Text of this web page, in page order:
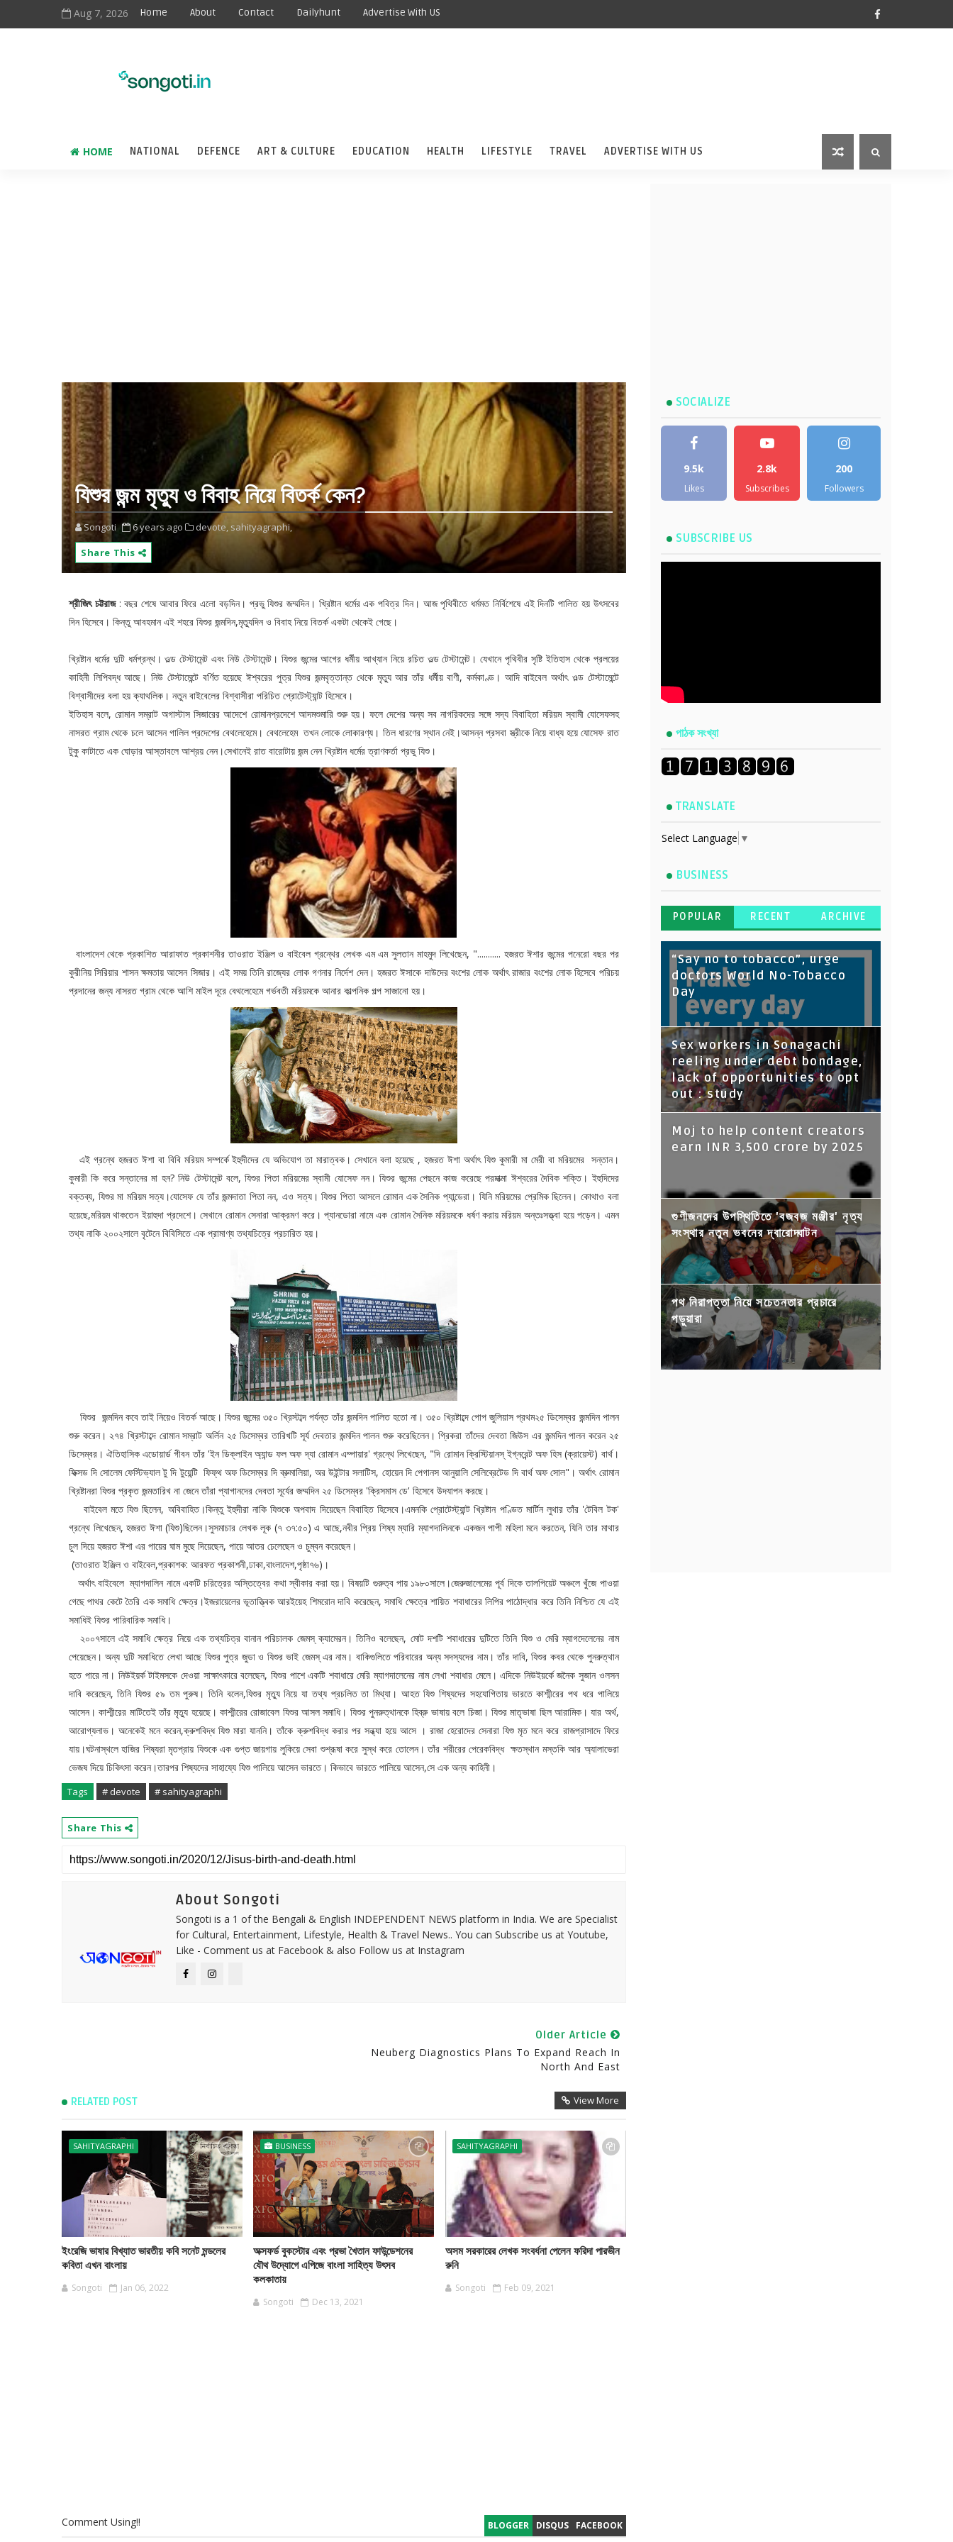
Aug 7, 2026 Home About Contact Dailyhunt Advertise With US
HOME NATIONAL DEFENCE ART & CULTURE EDUCATION HEALTH LIFESTYLE TRAVEL ADVERTISE WITH US
যিশুর জন্ম মৃত্যু ও বিবাহ নিয়ে বিতর্ক কেন?
Songoti 6 years ago devote, sahityagraphi,
Share This
শ্রীজিৎ চট্টরাজ : বছর শেষে আবার ফিরে এলো বড়দিন। প্রভু যিশুর জম্মদিন। খ্রিষ্টান ধর্মের এক পবিত্র দিন। আজ পৃথিবীতে ধর্মমত নির্বিশেষে এই দিনটি পালিত হয় উৎসবের
দিন হিসেবে। কিন্তু আবহমান এই শহরে যিশুর জন্মদিন,মৃত্যুদিন ও বিবাহ নিয়ে বিতর্ক একটা থেকেই গেছে।
খ্রিষ্টান ধর্মের দুটি ধর্মগ্রন্থ। ওল্ড টেস্টামেন্ট এবং নিউ টেস্টামেন্ট। যিশুর জন্মের আগের ধর্মীয় আখ্যান নিয়ে রচিত ওল্ড টেস্টামেন্ট। যেখানে পৃথিবীর সৃষ্টি ইতিহাস থেকে প্রলয়ের
কাহিনী লিপিবদ্ধ আছে। নিউ টেস্টামেন্টে বর্ণিত হয়েছে ঈশ্বরের পুত্র যিশুর জন্মবৃত্তান্ত থেকে মৃত্যু আর তাঁর ধর্মীয় বাণী, কর্মকাণ্ড। আদি বাইবেল অর্থাৎ ওল্ড টেস্টামেন্টে
বিশ্বাসীদের বলা হয় ক্যাথলিক। নতুন বাইবেলের বিশ্বাসীরা পরিচিত প্রোটেস্ট্যান্ট হিসেবে।
ইতিহাস বলে, রোমান সম্রাট অগাস্টাস সিজারের আদেশে রোমানপ্রদেশে আদমশুমারি শুরু হয়। ফলে দেশের অন্য সব নাগরিকদের সঙ্গে সদ্য বিবাহিতা মরিয়ম স্বামী যোসেফসহ
নাসরত গ্রাম থেকে চলে আসেন গালিল প্রদেশের বেথলেহেমে। বেথলেহেম তখন লোকে লোকারণ্য। তিল ধারণের স্থান নেই।আসন্ন প্রসবা স্ত্রীকে নিয়ে বাধ্য হয়ে যোসেফ রাত
টুকু কাটাতে এক ঘোড়ার আস্তাবলে আশ্রয় নেন।সেখানেই রাত বারোটায় জন্ম নেন খ্রিষ্টান ধর্মের ত্রাণকর্তা প্রভু যিশু।
বাংলাদেশ থেকে প্রকাশিত আরাফাত প্রকাশনীর তাওরাত ইঞ্জিল ও বাইবেল গ্রন্থের লেখক এম এম সুলতান মাহমুদ লিখেছেন, "........... হজরত ঈশার জন্মের পনেরো বছর পর
কুরীনিয় সিরিয়ার শাসন ক্ষমতায় আসেন সিজার। এই সময় তিনি রাজ্যের লোক গণনার নির্দেশ দেন। হজরত ঈসাকে দাউদের বংশের লোক অর্থাৎ রাজার বংশের লোক হিসেবে পরিচয়
প্রদানের জন্য নাসরত গ্রাম থেকে আশি মাইল দূরে বেথলেহেমে গর্ভবতী মরিয়মকে আনার কাল্পনিক গল্প সাজানো হয়।
এই গ্রন্থে হজরত ঈশা বা বিবি মরিয়ম সম্পর্কে ইহুদীদের যে অভিযোগ তা মারাত্বক। সেখানে বলা হয়েছে , হজরত ঈশা অর্থাৎ যিশু কুমারী মা মেরী বা মরিয়মের সন্তান।
কুমারী কি করে সন্তানের মা হন? নিউ টেস্টামেন্ট বলে, যিশুর পিতা মরিয়মের স্বামী যোসেফ নন। যিশুর জন্মের পেছনে কাজ করেছে পরমাত্মা ঈশ্বরের দৈবিক শক্তি। ইহুদিদের
বক্তব্য, যিশুর মা মরিয়ম সত্য।যোসেফ যে তাঁর জন্মদাতা পিতা নন, এও সত্য। যিশুর পিতা আসলে রোমান এক সৈনিক প্যান্ডেরা। যিনি মরিয়মের প্রেমিক ছিলেন। কোথাও বলা
হয়েছে,মরিয়ম থাকতেন ইয়াহুদা প্রদেশে। সেখানে রোমান সেনারা আক্রমণ করে। প্যানডোরা নামে এক রোমান সৈনিক মরিয়মকে ধর্ষণ করায় মরিয়ম অন্তঃসত্ত্বা হয়ে পড়েন। এমন
তথ্য নাকি ২০০২সালে বৃটেনে বিবিসিতে এক প্রামাণ্য তথ্যচিত্রে প্রচারিত হয়।
যিশুর জন্মদিন কবে তাই নিয়েও বিতর্ক আছে। যিশুর জন্মের ৩৫০ খ্রিস্টাব্দ পর্যন্ত তাঁর জন্মদিন পালিত হতো না। ৩৫০ খ্রিষ্টাব্দে পোপ জুলিয়াস প্রথম২৫ ডিসেম্বর জন্মদিন পালন
শুরু করেন। ২৭৪ খ্রিস্টাব্দে রোমান সম্রাট অর্লিন ২৫ ডিসেম্বর তারিখটি সূর্য দেবতার জন্মদিন পালন শুরু করেছিলেন। গ্রিকরা তাঁদের দেবতা জিউস এর জন্মদিন পালন করেন ২৫
ডিসেম্বর। ঐতিহাসিক এডোয়ার্ড গীবন তাঁর 'ইন ডিক্লাইন অ্যান্ড ফল অফ দ্যা রোমান এম্পায়ার' গ্রন্থে লিখেছেন, "দি রোমান ক্রিস্টিয়ানস্ ইগ্নরেন্ট অফ হিস (ক্রায়েস্ট) বার্থ।
ফিক্সড দি সোলেম ফেস্টিভ্যাল টু দি টুয়েন্টি ফিফ্থ অফ ডিসেম্বর দি ব্রুমালিয়া, অর উইন্টার সলাটিস, হোয়েন দি পেগানস আনুয়ালি সেলিব্রেটেড দি বার্থ অফ সোল"। অর্থাৎ রোমান
খ্রিষ্টানরা যিশুর প্রকৃত জন্মতারিখ না জেনে তাঁরা প্যাগানদের দেবতা সূর্যের জম্মদিন ২৫ ডিসেম্বর 'ক্রিসমাস ডে' হিসেবে উদযাপন করছে।
বাইবেল মতে যিশু ছিলেন, অবিবাহিত।কিন্তু ইহুদীরা নাকি যিশুকে অপবাদ দিয়েছেন বিবাহিত হিসেবে।এমনকি প্রোটেস্ট্যান্ট খ্রিষ্টান পণ্ডিত মার্টিন লুথার তাঁর 'টেবিল টক'
গ্রন্থে লিখেছেন, হজরত ঈশা (যিশু)ছিলেন।সুসমাচার লেখক লূক (৭ ৩৭:৫০) এ আছে,নবীর প্রিয় শিষ্য ম্যারি ম্যাগদালিনকে একজন পাপী মহিলা মনে করতেন, যিনি তার মাথার
চুল দিয়ে হজরত ঈশা এর পায়ের ঘাম মুছে দিয়েছেন, পায়ে আতর ঢেলেছেন ও চুম্বন করেছেন।
(তাওরাত ইঞ্জিল ও বাইবেল,প্রকাশক: আরফত প্রকাশনী,ঢাকা,বাংলাদেশ,পৃষ্ঠা৭৬)।
অর্থাৎ বাইবেলে ম্যাগদালিন নামে একটি চরিত্রের অস্তিত্বের কথা স্বীকার করা হয়। বিষয়টি গুরুত্ব পায় ১৯৮০সালে।জেরুজালেমের পূর্ব দিকে তালপিয়েট অঞ্চলে খুঁজে পাওয়া
গেছে পাথর কেটে তৈরি এক সমাধি ক্ষেত্র।ইজরায়েলের ভূতাত্ত্বিক আরইয়েহ শিমরোন দাবি করেছেন, সমাধি ক্ষেত্রে শায়িত শবাধারের লিপির পাঠোদ্ধার করে তিনি নিশ্চিত যে এই
সমাধিই যিশুর পারিবারিক সমাধি।
২০০৭সালে এই সমাধি ক্ষেত্র নিয়ে এক তথ্যচিত্র বানান পরিচালক জেমস্ ক্যামেরন। তিনিও বলেছেন, মোট দশটি শবাধারের দুটিতে তিনি যিশু ও মেরি ম্যাগদেলেনের নাম
পেয়েছেন। অন্য দুটি সমাধিতে লেখা আছে যিশুর পুত্র জুডা ও যিশুর ভাই জেমস্ এর নাম। বাকিগুলিতে পরিবারের অন্য সদস্যদের নাম। তাঁর দাবি, যিশুর কবর থেকে পুনরুত্থান
হতে পারে না। নিউইয়র্ক টাইমসকে দেওয়া সাক্ষাৎকারে বলেছেন, যিশুর পাশে একটি শবাধারে মেরি ম্যাগদালেনের নাম লেখা শবাধার মেলে। এদিকে নিউইয়র্কে জনৈক সুজান ওলসন
দাবি করেছেন, তিনি যিশুর ৫৯ তম পুরুষ। তিনি বলেন,যিশুর মৃত্যু নিয়ে যা তথ্য প্রচলিত তা মিথ্যা। আহত যিশু শিষ্যদের সহযোগিতায় ভারতে কাশ্মীরের পথ ধরে পালিয়ে
আসেন। কাশ্মীরের মাটিতেই তাঁর মৃত্যু হয়েছে। কাশ্মীরের রোজাবেল যিশুর আসল সমাধি। যিশুর পুনরুত্থানকে হিব্রু ভাষায় বলে চিজা। যিশুর মাতৃভাষা ছিল আরামিক। যার অর্থ,
আরোগ্যলাভ। অনেকেই মনে করেন,ক্রুশবিদ্ধ যিশু মারা যাননি। তাঁকে ক্রুশবিদ্ধ করার পর সন্ধ্যা হয়ে আসে । রাজা হেরোদের সেনারা যিশু মৃত মনে করে রাজপ্রাসাদে ফিরে
যায়।ঘটনাস্থলে হাজির শিষ্যরা মৃতপ্রায় যিশুকে এক গুপ্ত জায়গায় লুকিয়ে সেবা শুশ্রূষা করে সুস্থ করে তোলেন। তাঁর শরীরের পেরেকবিদ্ধ ক্ষতস্থান মস্তকি আর অ্যালাভেরা
ভেজষ দিয়ে চিকিৎসা করেন।তারপর শিষ্যদের সাহায্যে যিশু পালিয়ে আসেন ভারতে। কিভাবে ভারতে পালিয়ে আসেন,সে এক অন্য কাহিনী।
Tags # devote # sahityagraphi
Share This
About Songoti
Songoti is a 1 of the Bengali & English INDEPENDENT NEWS platform in India. We are Specialist
for Cultural, Entertainment, Lifestyle, Health & Travel News.. You can Subscribe us at Youtube,
Like - Comment us at Facebook & also Follow us at Instagram
Older Article
Neuberg Diagnostics Plans To Expand Reach In
North And East
RELATED POST View More
SAHITYAGRAPHI
ইংরেজি ভাষার বিখ্যাত ভারতীয় কবি সনেট মন্ডলের
কবিতা এখন বাংলায়
Songoti Jan 06, 2022
BUSINESS
অক্সফর্ড বুকস্টোর এবং প্রভা খৈতান ফাউন্ডেশনের
যৌথ উদ্যোগে এপিজে বাংলা সাহিত্য উৎসব
কলকাতায়
Songoti Dec 13, 2021
SAHITYAGRAPHI
অসম সরকারের লেখক সংবর্ধনা পেলেন ফরিদা পারভীন
রুনি
Songoti Feb 09, 2021
BLOGGER DISQUS FACEBOOK
Comment Using!!
SOCIALIZE
9.5k
Likes
2.8k
Subscribes
200
Followers
SUBSCRIBE US
পাঠক সংখ্যা
TRANSLATE
Select Language ▼
BUSINESS
POPULAR RECENT ARCHIVE
“Say no to tobacco”, urge
doctors World No-Tobacco
Day
Sex workers in Sonagachi
reeling under debt bondage,
lack of opportunities to opt
out : study
Moj to help content creators
earn INR 3,500 crore by 2025
গুণীজনদের উপস্থিতিতে 'বজবজ মঞ্জীর' নৃত্য
সংস্থার নতুন ভবনের দ্বারোদ্ঘাটন
পথ নিরাপত্তা নিয়ে সচেতনতার প্রচারে
পড়ুয়ারা